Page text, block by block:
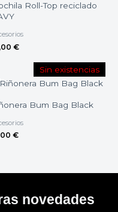
Roll-Top reciclado
€
Sin existencias
Bum Bag Black
€
novedades